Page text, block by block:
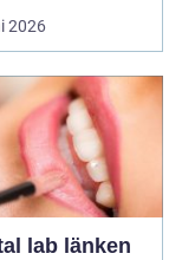
göra så
2026
länken